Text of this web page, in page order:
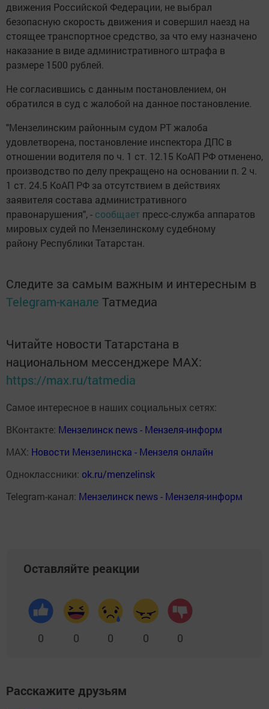
движения Российской Федерации, не выбрал
безопасную скорость движения и совершил наезд на
стоящее транспортное средство, за что ему назначено
наказание в виде административного штрафа в
размере 1500 рублей.
Не согласившись с данным постановлением, он
обратился в суд с жалобой на данное постановление.
"Мензелинским районным судом РТ жалоба
удовлетворена, постановление инспектора ДПС в
отношении водителя по ч. 1 ст. 12.15 КоАП РФ отменено,
производство по делу прекращено на основании п. 2 ч.
1 ст. 24.5 КоАП РФ за отсутствием в действиях
заявителя состава административного
правонарушения", - сообщает пресс-служба аппаратов
мировых судей по Мензелинскому судебному
району Республики Татарстан.
Следите за самым важным и интересным в
Telegram-канале Татмедиа
Читайте новости Татарстана в
национальном мессенджере MАХ:
https://max.ru/tatmedia
Самое интересное в наших социальных сетях:
ВКонтакте: Мензелинск news - Мензеля-информ
MAX: Новости Мензелинска - Мензеля онлайн
Одноклассники: ok.ru/menzelinsk
Telegram-канал: Мензелинск news - Мензеля-информ
Оставляйте реакции
0 0 0 0 0
Расскажите друзьям